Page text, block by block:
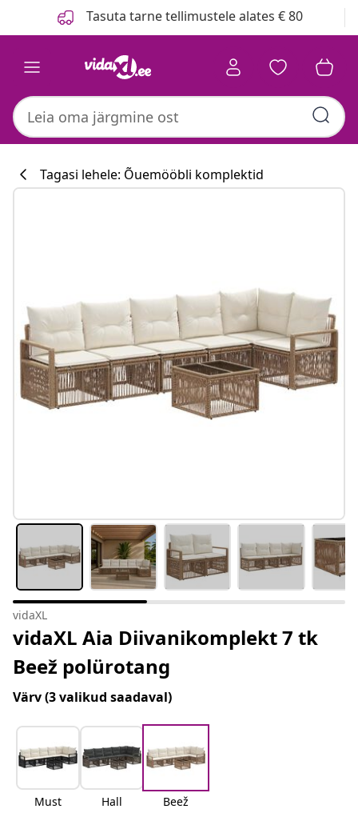
Tasuta tarne tellimustele alates € 80
#sharemevidaxl
Tagasi lehele: Õuemööbli komplektid
vidaXL
vidaXL Aia Diivanikomplekt 7 tk
Beež polürotang
Värv(3 valikud saadaval)
Must Hall Beež